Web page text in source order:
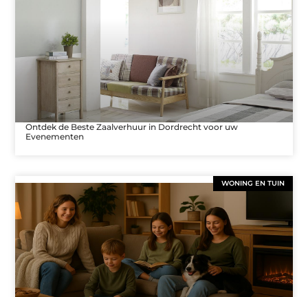
Ontdek de Beste Zaalverhuur in Dordrecht voor uw
Evenementen
WONING EN TUIN